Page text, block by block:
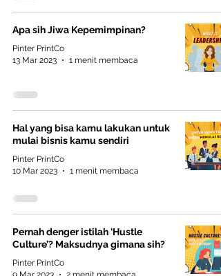
Apa sih Jiwa Kepemimpinan?
Pinter PrintCo
13 Mar 2023
1 menit membaca
Hal yang bisa kamu lakukan untuk
mulai bisnis kamu sendiri
Pinter PrintCo
10 Mar 2023
1 menit membaca
Pernah denger istilah ‘Hustle
Culture’? Maksudnya gimana sih?
Pinter PrintCo